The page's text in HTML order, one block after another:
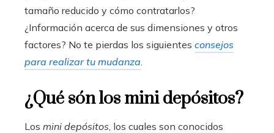
tamaño reducido y cómo contratarlos?
¿Información acerca de sus dimensiones y otros
factores? No te pierdas los siguientes consejos
para realizar tu mudanza
¿Qué són los mini depósitos?
Los mini depósitos , los cuales son conocidos